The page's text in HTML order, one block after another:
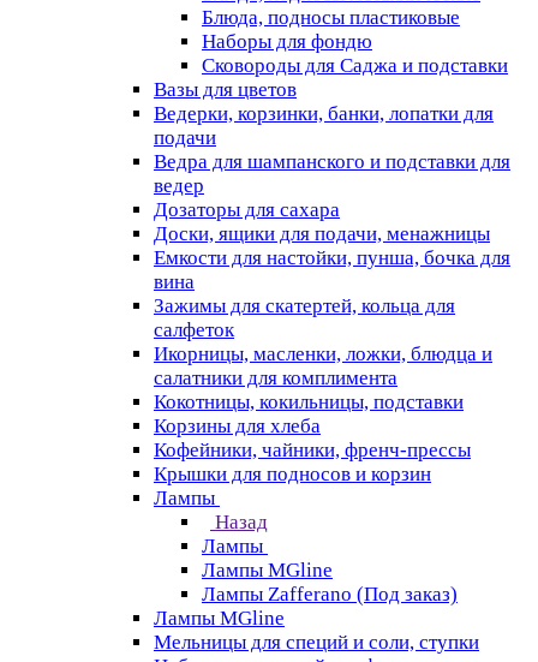
Блюда, подносы пластиковые
Наборы для фондю
Сковороды для Саджа и подставки
Вазы для цветов
Ведерки, корзинки, банки, лопатки для
подачи
Ведра для шампанского и подставки для
ведер
Дозаторы для сахара
Доски, ящики для подачи, менажницы
Емкости для настойки, пунша, бочка для
вина
Зажимы для скатертей, кольца для
салфеток
Икорницы, масленки, ложки, блюдца и
салатники для комплимента
Кокотницы, кокильницы, подставки
Корзины для хлеба
Кофейники, чайники, френч-прессы
Крышки для подносов и корзин
Лампы
Назад
Лампы
Лампы MGline
Лампы Zafferano (Под заказ)
Лампы MGline
Мельницы для специй и соли, ступки